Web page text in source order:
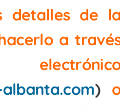
detalles de la
a
)